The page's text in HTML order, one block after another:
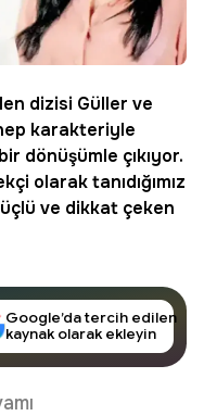
dizisi Güller ve
karakteriyle
dönüşümle çıkıyor.
olarak tanıdığımız
ve dikkat çeken
Google’da tercih edilen
kaynak olarak ekleyin